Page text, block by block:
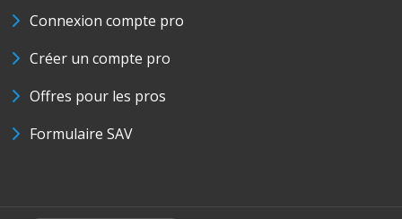
Connexion compte pro
Créer un compte pro
Offres pour les pros
Formulaire SAV